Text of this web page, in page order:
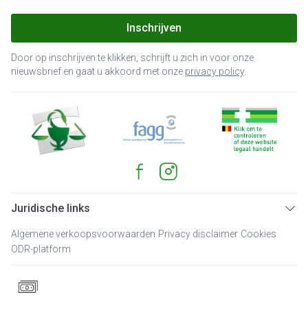
Inschrijven
Door op inschrijven te klikken, schrijft u zich in voor onze
nieuwsbrief en gaat u akkoord met onze privacy policy.
Juridische links
Algemene verkoopsvoorwaarden Privacy disclaimer Cookies
ODR-platform